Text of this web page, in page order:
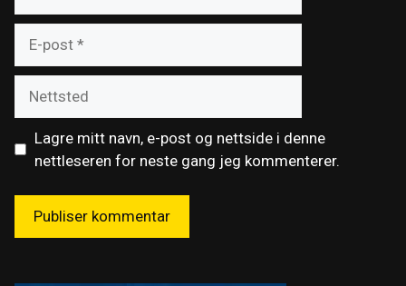
post
Lagre mitt navn, e-post og nettside i denne
nettleseren for neste gang jeg kommenterer.